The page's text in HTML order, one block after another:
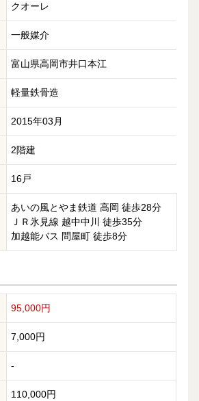
クオーレ
一般媒介
富山県高岡市井口本江
軽量鉄骨造
2015年03月
2階建
16戸
あいの風とやま鉄道 高岡 徒歩28分
ＪＲ氷見線 越中中川 徒歩35分
加越能バス 問屋町 徒歩8分
95,000円
7,000円
-
110,000円